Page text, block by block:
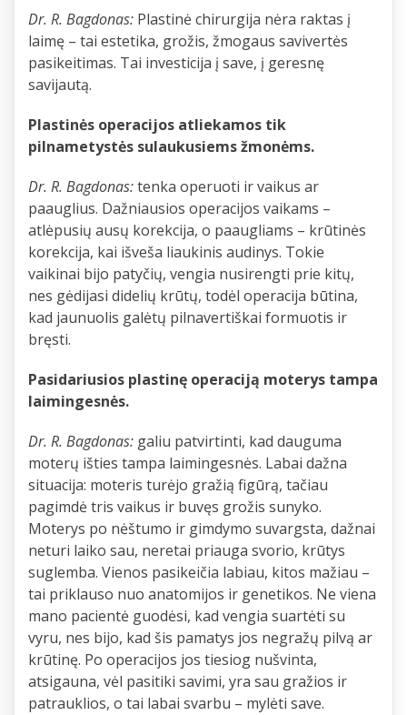
Dr. R. Bagdonas: Plastinė chirurgija nėra raktas į
laimę – tai estetika, grožis, žmogaus savivertės
pasikeitimas. Tai investicija į save, į geresnę
savijautą.
Plastinės operacijos atliekamos tik
pilnametystės sulaukusiems žmonėms.
Dr. R. Bagdonas:tenka operuoti ir vaikus ar
paauglius. Dažniausios operacijos vaikams –
atlėpusių ausų korekcija, o paaugliams – krūtinės
korekcija, kai išveša liaukinis audinys. Tokie
vaikinai bijo patyčių, vengia nusirengti prie kitų,
nes gėdijasi didelių krūtų, todėl operacija būtina,
kad jaunuolis galėtų pilnavertiškai formuotis ir
bręsti.
Pasidariusios plastinę operaciją moterys tampa
laimingesnės.
Dr. R. Bagdonas: galiu patvirtinti, kad dauguma
moterų išties tampa laimingesnės. Labai dažna
situacija: moteris turėjo gražią figūrą, tačiau
pagimdė tris vaikus ir buvęs grožis sunyko.
Moterys po nėštumo ir gimdymo suvargsta, dažnai
neturi laiko sau, neretai priauga svorio, krūtys
suglemba. Vienos pasikeičia labiau, kitos mažiau –
tai priklauso nuo anatomijos ir genetikos. Ne viena
mano pacientė guodėsi, kad vengia suartėti su
vyru, nes bijo, kad šis pamatys jos negražų pilvą ar
krūtinę. Po operacijos jos tiesiog nušvinta,
atsigauna, vėl pasitiki savimi, yra sau gražios ir
patrauklios, o tai labai svarbu – mylėti save.